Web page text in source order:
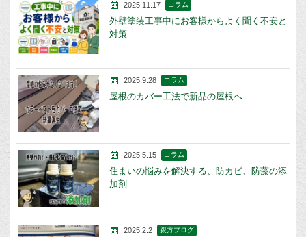
2025.11.17 コラム
外壁塗装工事中にお客様からよく聞く不安と
対策
2025.9.28 コラム
屋根のカバー工法で新品の屋根へ
2025.5.15 コラム
住まいの悩みを解決する、防カビ、防藻の添
加剤
2025.2.2 親方ブログ